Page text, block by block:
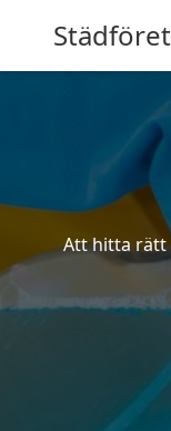
Att hitta rätt